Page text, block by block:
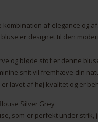
af elegance og
er designet til den
og bløde stof er denne
snit vil fremhæve din
lavet af høj kvalitet og er
Silver Grey
som er perfekt under strik,